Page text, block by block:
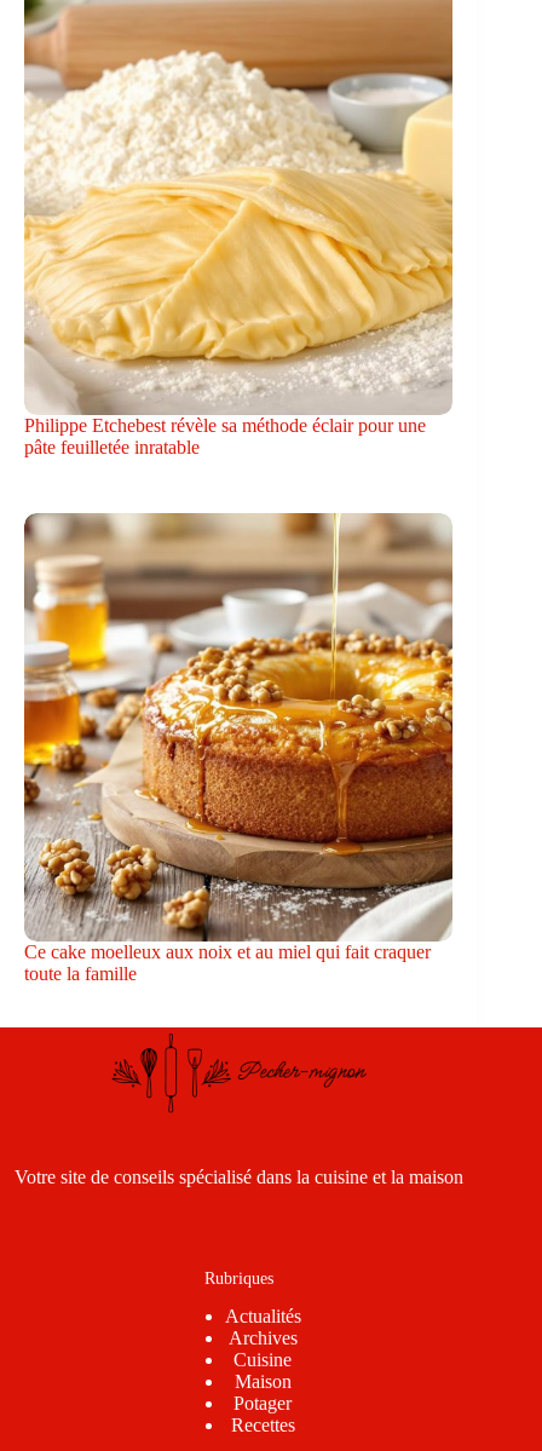
Philippe Etchebest révèle sa méthode éclair pour une
pâte feuilletée inratable
Ce cake moelleux aux noix et au miel qui fait craquer
toute la famille
Votre site de conseils spécialisé dans la cuisine et la maison
Rubriques
Actualités
Archives
Cuisine
Maison
Potager
Recettes